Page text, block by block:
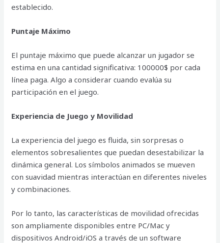
establecido.
Puntaje Máximo
El puntaje máximo que puede alcanzar un jugador se
estima en una cantidad significativa: 100000$ por cada
línea paga. Algo a considerar cuando evalúa su
participación en el juego.
Experiencia de Juego y Movilidad
La experiencia del juego es fluida, sin sorpresas o
elementos sobresalientes que puedan desestabilizar la
dinámica general. Los símbolos animados se mueven
con suavidad mientras interactúan en diferentes niveles
y combinaciones.
Por lo tanto, las características de movilidad ofrecidas
son ampliamente disponibles entre PC/Mac y
dispositivos Android/iOS a través de un software